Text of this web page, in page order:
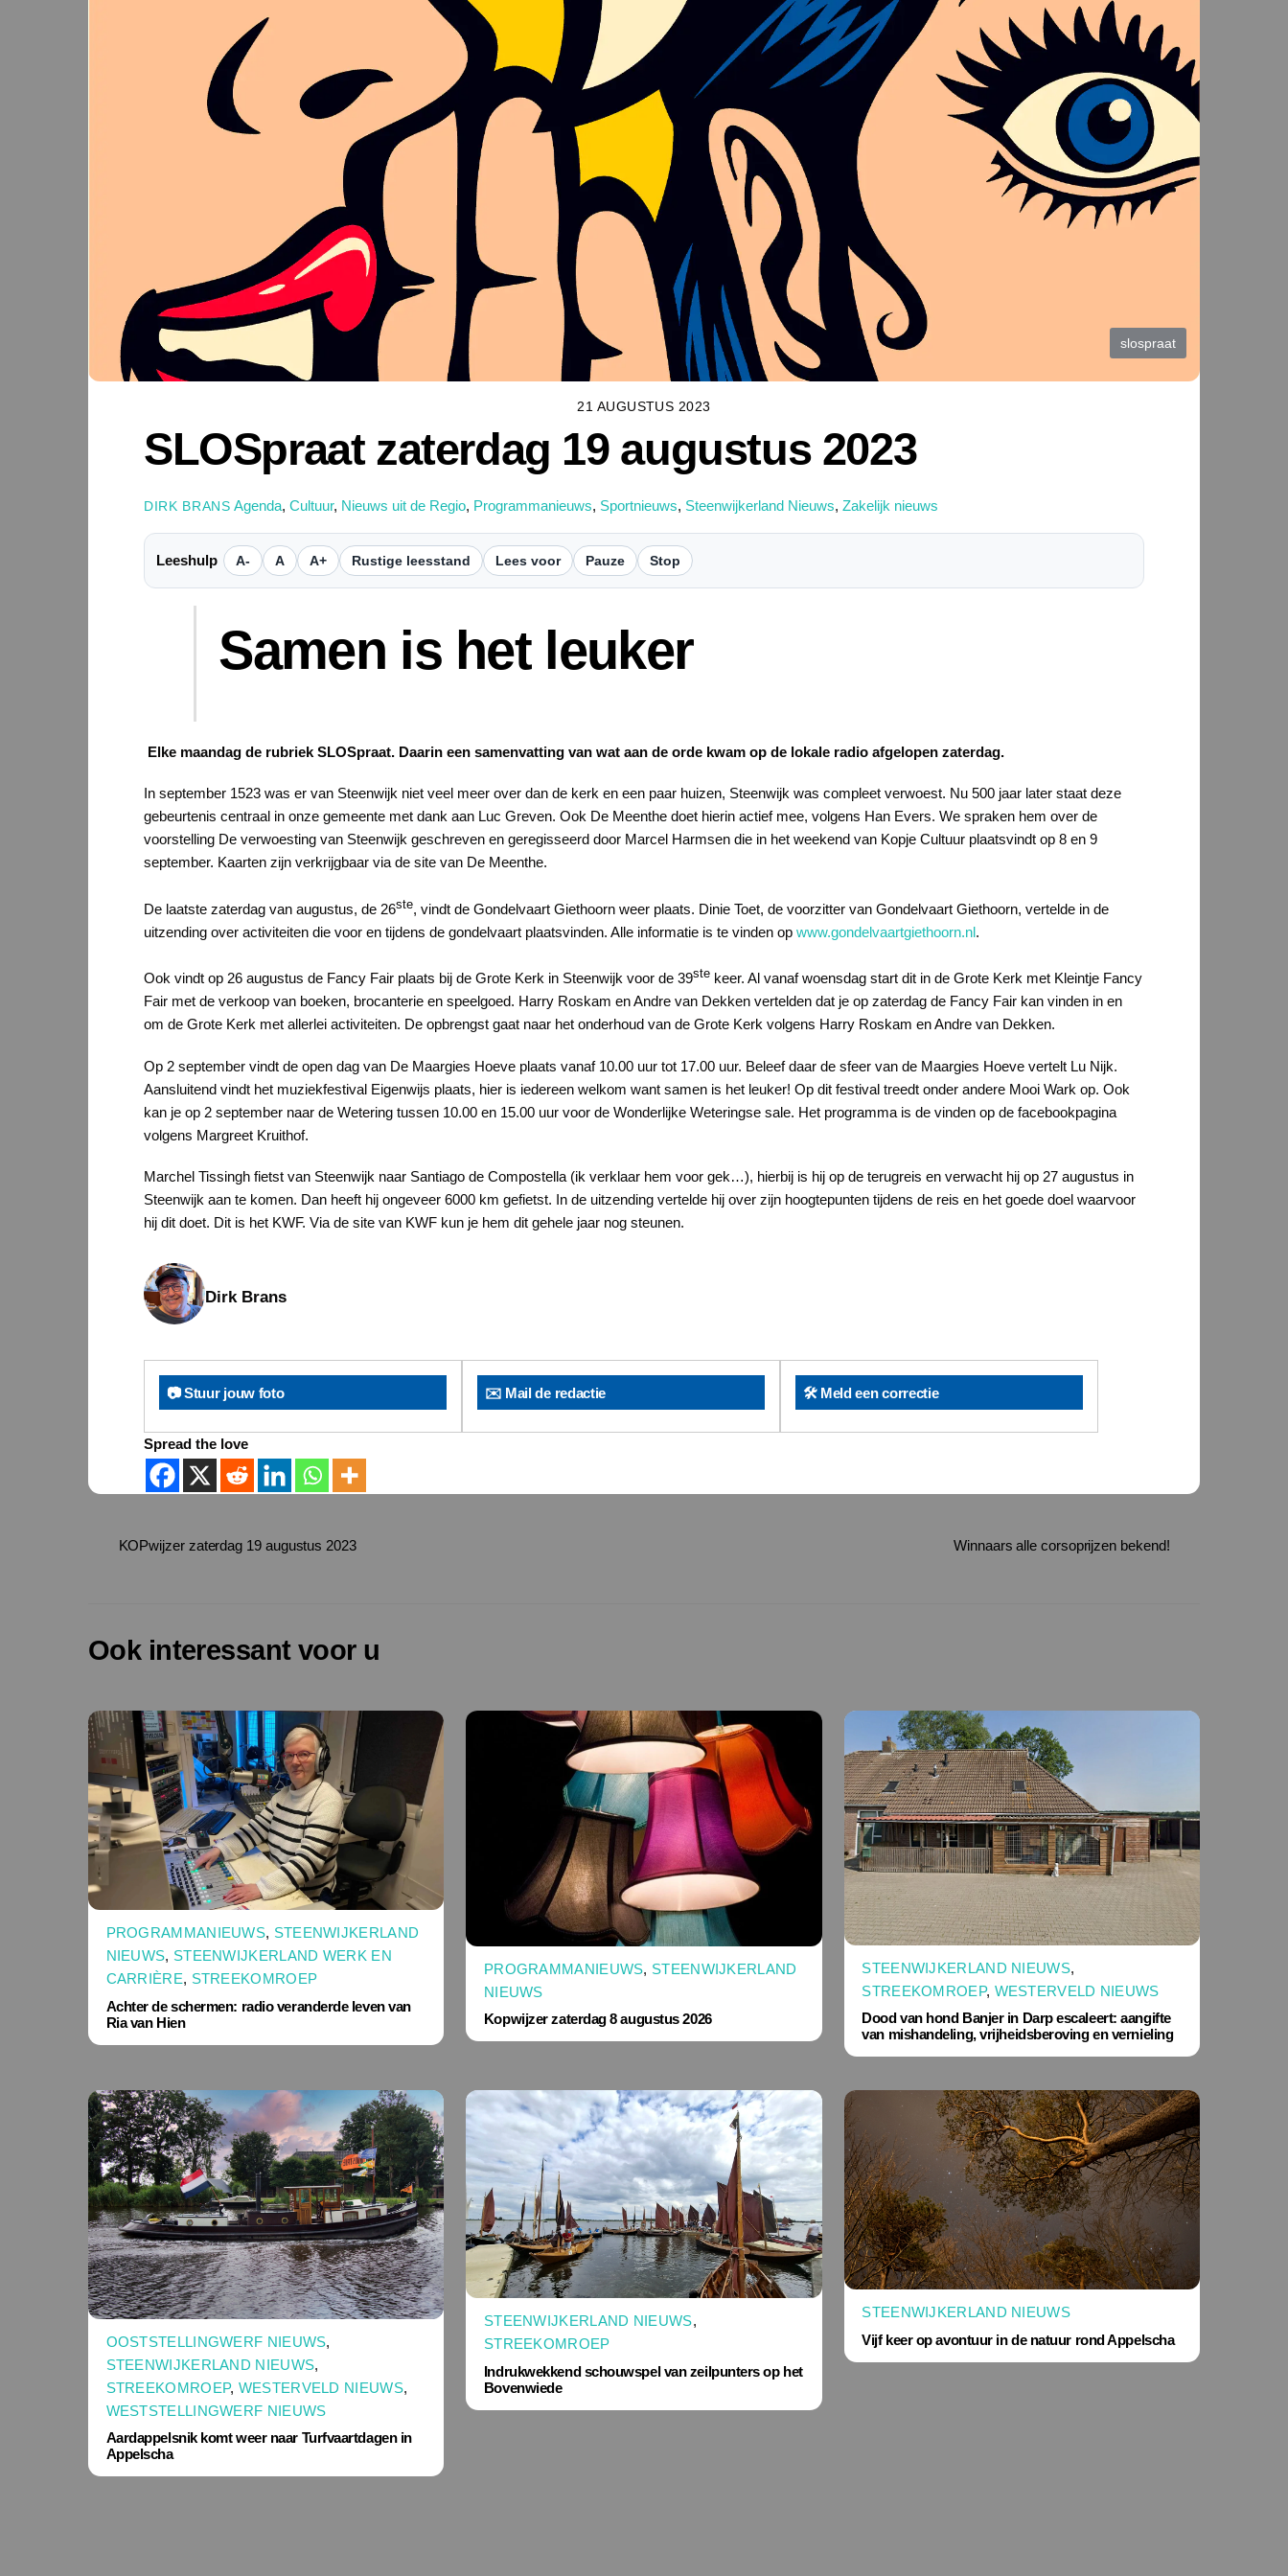
slospraat
21 AUGUSTUS 2023
SLOSpraat zaterdag 19 augustus 2023
DIRK BRANS Agenda, Cultuur, Nieuws uit de Regio, Programmanieuws, Sportnieuws, Steenwijkerland Nieuws, Zakelijk nieuws
Leeshulp A- A A+ Rustige leesstand Lees voor Pauze Stop
Samen is het leuker
Elke maandag de rubriek SLOSpraat. Daarin een samenvatting van wat aan de orde kwam op de lokale radio afgelopen zaterdag.
In september 1523 was er van Steenwijk niet veel meer over dan de kerk en een paar huizen, Steenwijk was compleet verwoest. Nu 500 jaar later staat deze
gebeurtenis centraal in onze gemeente met dank aan Luc Greven. Ook De Meenthe doet hierin actief mee, volgens Han Evers. We spraken hem over de
voorstelling De verwoesting van Steenwijk geschreven en geregisseerd door Marcel Harmsen die in het weekend van Kopje Cultuur plaatsvindt op 8 en 9
september. Kaarten zijn verkrijgbaar via de site van De Meenthe.
De laatste zaterdag van augustus, de 26ste, vindt de Gondelvaart Giethoorn weer plaats. Dinie Toet, de voorzitter van Gondelvaart Giethoorn, vertelde in de
uitzending over activiteiten die voor en tijdens de gondelvaart plaatsvinden. Alle informatie is te vinden op www.gondelvaartgiethoorn.nl.
Ook vindt op 26 augustus de Fancy Fair plaats bij de Grote Kerk in Steenwijk voor de 39ste keer. Al vanaf woensdag start dit in de Grote Kerk met Kleintje Fancy
Fair met de verkoop van boeken, brocanterie en speelgoed. Harry Roskam en Andre van Dekken vertelden dat je op zaterdag de Fancy Fair kan vinden in en
om de Grote Kerk met allerlei activiteiten. De opbrengst gaat naar het onderhoud van de Grote Kerk volgens Harry Roskam en Andre van Dekken.
Op 2 september vindt de open dag van De Maargies Hoeve plaats vanaf 10.00 uur tot 17.00 uur. Beleef daar de sfeer van de Maargies Hoeve vertelt Lu Nijk.
Aansluitend vindt het muziekfestival Eigenwijs plaats, hier is iedereen welkom want samen is het leuker! Op dit festival treedt onder andere Mooi Wark op. Ook
kan je op 2 september naar de Wetering tussen 10.00 en 15.00 uur voor de Wonderlijke Weteringse sale. Het programma is de vinden op de facebookpagina
volgens Margreet Kruithof.
Marchel Tissingh fietst van Steenwijk naar Santiago de Compostella (ik verklaar hem voor gek…), hierbij is hij op de terugreis en verwacht hij op 27 augustus in
Steenwijk aan te komen. Dan heeft hij ongeveer 6000 km gefietst. In de uitzending vertelde hij over zijn hoogtepunten tijdens de reis en het goede doel waarvoor
hij dit doet. Dit is het KWF. Via de site van KWF kun je hem dit gehele jaar nog steunen.
Dirk Brans
📷 Stuur jouw foto ✉️ Mail de redactie 🛠️ Meld een correctie
Spread the love
KOPwijzer zaterdag 19 augustus 2023 Winnaars alle corsoprijzen bekend!
Ook interessant voor u
PROGRAMMANIEUWS, STEENWIJKERLAND
NIEUWS, STEENWIJKERLAND WERK EN
CARRIÈRE, STREEKOMROEP
Achter de schermen: radio veranderde leven van
Ria van Hien
PROGRAMMANIEUWS, STEENWIJKERLAND
NIEUWS
Kopwijzer zaterdag 8 augustus 2026
STEENWIJKERLAND NIEUWS,
STREEKOMROEP, WESTERVELD NIEUWS
Dood van hond Banjer in Darp escaleert: aangifte
van mishandeling, vrijheidsberoving en vernieling
OOSTSTELLINGWERF NIEUWS,
STEENWIJKERLAND NIEUWS,
STREEKOMROEP, WESTERVELD NIEUWS,
WESTSTELLINGWERF NIEUWS
Aardappelsnik komt weer naar Turfvaartdagen in
Appelscha
STEENWIJKERLAND NIEUWS,
STREEKOMROEP
Indrukwekkend schouwspel van zeilpunters op het
Bovenwiede
STEENWIJKERLAND NIEUWS
Vijf keer op avontuur in de natuur rond Appelscha